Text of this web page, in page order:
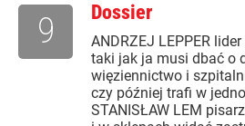
Dossier
ANDRZEJ LEPPER
taki jak ja musi dbać o
więziennictwo i
czy później trafi w
STANISŁAW LEM
9